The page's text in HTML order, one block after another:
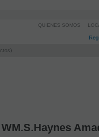
QUIENES SOMOS